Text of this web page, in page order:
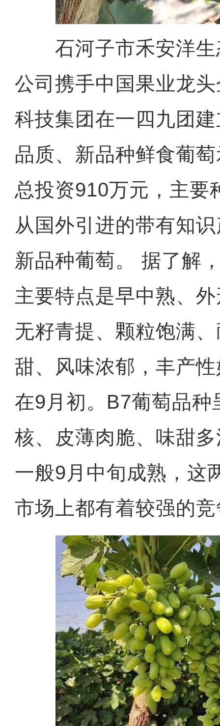
石河子市禾安洋生
公司携手中国果业龙
科技集团在一四九团
品质、新品种鲜食葡
总投资910万元，主要
从国外引进的带有知
新品种葡萄。 据了解
主要特点是早中熟、
无籽青提、颗粒饱满
甜、风味浓郁，丰产
在9月初。B7葡萄品种
核、皮薄肉脆、味甜
一般9月中旬成熟，这
市场上都有着较强的